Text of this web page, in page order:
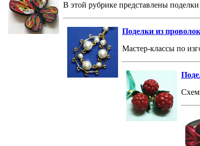
В этой рубрике представлены
Поделки из
Мастер-классы по